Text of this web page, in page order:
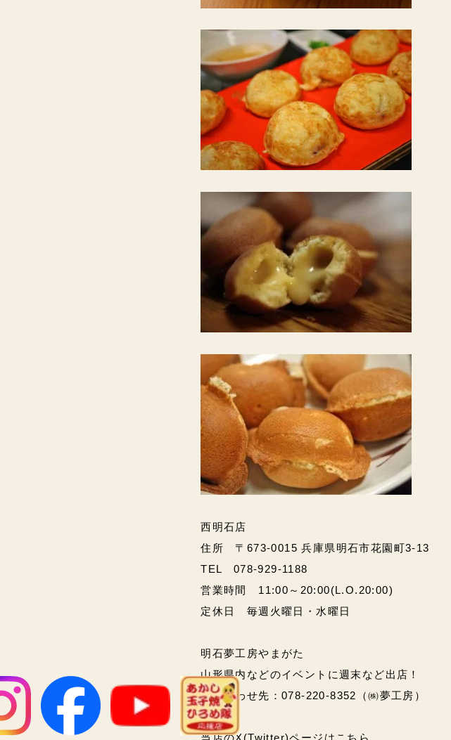
西明石店
住所 〒673-0015 兵庫県明石市花園町3-13
TEL 078-929-1188
営業時間 11:00～20:00(L.O.20:00)
定休日 毎週火曜日・水曜日
明石夢工房やまがた
山形県内などのイベントに週末など出店！
問い合わせ先：078-220-8352（㈱夢工房）
当店のX(Twitter)ページはこちら